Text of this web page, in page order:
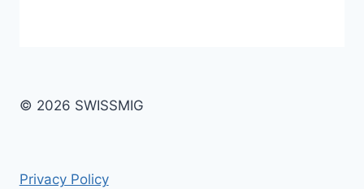
© 2026 SWISSMIG
Privacy Policy